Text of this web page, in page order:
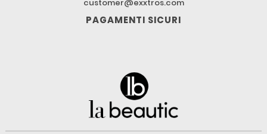
customer@exxtros.com
PAGAMENTI SICURI